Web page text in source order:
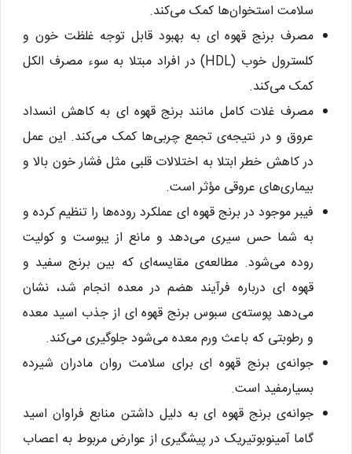
سلامت استخوان‌ها کمک می‌کند.
مصرف برنج قهوه ای به بهبود قابل توجه غلظت خون و
کلسترول خوب (HDL) در افراد مبتلا به سوء مصرف الکل
کمک می‌کند.
مصرف غلات کامل مانند برنج قهوه ای به کاهش انسداد
عروق و در نتیجه‌ی تجمع چربی‌ها کمک می‌کند. این عمل
در کاهش خطر ابتلا به اختلالات قلبی مثل فشار خون بالا و
بیماری‌های عروقی مؤثر است.
فیبر موجود در برنج قهوه ای عملکرد روده‌ها را تنظیم کرده و
به شما حس سیری می‌دهد و مانع از یبوست و کولیت
روده می‌شود. مطالعه‌ی مقایسه‌ای که بین برنج سفید و
قهوه ای درباره‌ فرآیند هضم در معده انجام شد، نشان
می‌دهد پوسته‌ی سبوس برنج قهوه ای از جذب اسید معده
و رطوبتی که باعث ورم معده می‌شود جلوگیری می‌کند.
جوانه‌ی برنج قهوه ای برای سلامت روان مادران شیرده
بسیارمفید است.
جوانه‌ی برنج قهوه ای به دلیل داشتن منابع فراوان اسید
گاما آمینوبوتیریک در پیشگیری از عوارض مربوط به اعصاب